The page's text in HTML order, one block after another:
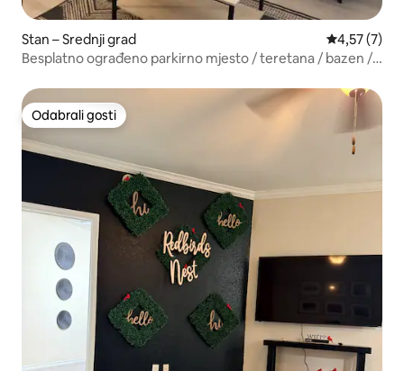
Stan – Srednji grad Prosječna
4,57 (7)
Besplatno ograđeno parkirno mjesto / teretana / bazen /
Odabrali gosti
Odabrali gosti